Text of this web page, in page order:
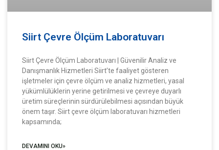
Siirt Çevre Ölçüm Laboratuvarı
Siirt Çevre Ölçüm Laboratuvarı | Güvenilir Analiz ve
Danışmanlık Hizmetleri Siirt’te faaliyet gösteren
işletmeler için çevre ölçüm ve analiz hizmetleri, yasal
yükümlülüklerin yerine getirilmesi ve çevreye duyarlı
üretim süreçlerinin sürdürülebilmesi açısından büyük
önem taşır. Siirt çevre ölçüm laboratuvarı hizmetleri
kapsamında;
DEVAMINI OKU»